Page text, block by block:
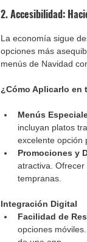
2. Accesibilidad:
La economía sigue
opciones más
menús de Navidad
¿Cómo Aplicarlo en
Menús
incluyan platos
excelente opción
Promociones y
atractiva.
tempranas.
Integración Digital
Facilidad de
opciones